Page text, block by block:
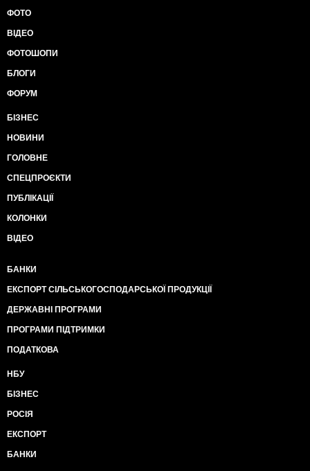
ФОТО
ВІДЕО
ФОТОШОПИ
БЛОГИ
ФОРУМ
БІЗНЕС
НОВИНИ
ГОЛОВНЕ
СПЕЦПРОЄКТИ
ПУБЛІКАЦІЇ
КОЛОНКИ
ВІДЕО
БАНКИ
ЕКСПОРТ СІЛЬСЬКОГОСПОДАРСЬКОЇ ПРОДУКЦІЇ
ДЕРЖАВНІ ПРОГРАМИ
ПРОГРАМИ ПІДТРИМКИ
ПОДАТКОВА
НБУ
БІЗНЕС
РОСІЯ
ЕКСПОРТ
БАНКИ